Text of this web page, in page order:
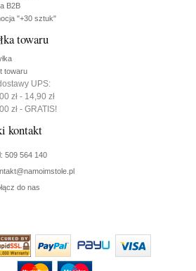
B2B
"+30 sztuk"
towaru
towaru
UPS:
zł - 14,90 zł
zł - GRATIS!
kontakt
509 564 140
do nas